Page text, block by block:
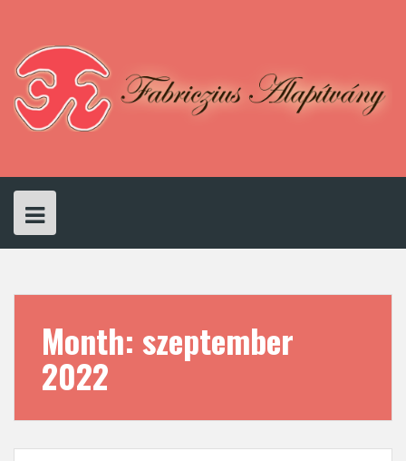
content
Month: szeptember
2022